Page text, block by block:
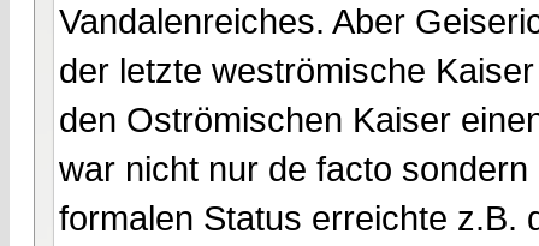
Vandalenreiches. Aber
der letzte weströmische
den Oströmischen Kaiser
war nicht nur de facto
formalen Status erreichte z.B.